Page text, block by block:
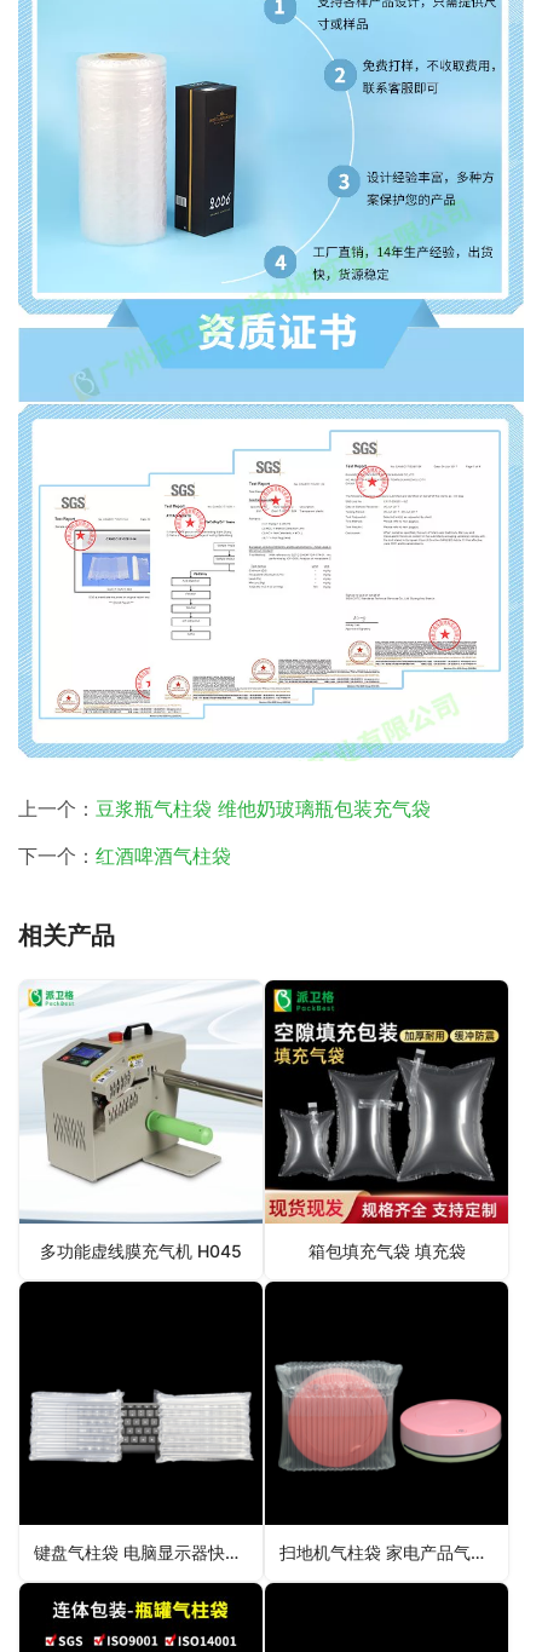
上一个： 豆浆瓶气柱袋 维他奶玻璃瓶包装充气袋
下一个： 红酒啤酒气柱袋
相关产品
多功能虚线膜充气机 H045 箱包填充气袋 填充袋
键盘气柱袋 电脑显示器快递运输包装材料 扫地机气柱袋 家电产品气泡袋